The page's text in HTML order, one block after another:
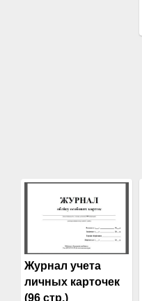
Журнал учета
личных карточек
(96 стр.)